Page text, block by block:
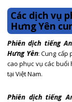
Các dịch vụ
Hưng Yên
Phiên dịch tiếng
Hưng Yên: Cung
cao phục vụ các
tại Việt Nam.
Phiên dịch tiếng